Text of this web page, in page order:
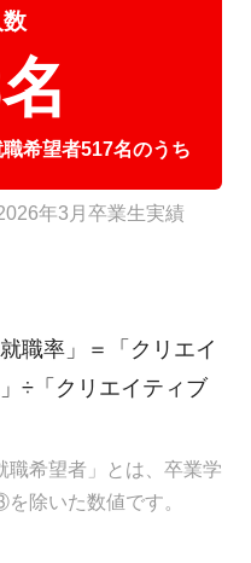
希望者517名のうち
年3月卒業生実績
職率」＝「クリエイ
÷「クリエイティブ
希望者」とは、卒業学
除いた数値です。